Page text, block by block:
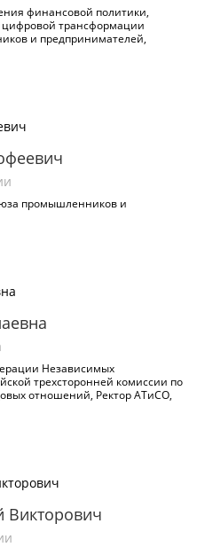
финансовой политики,
цифровой трансформации
и предпринимателей,
промышленников и
Независимых
трехсторонней комиссии по
отношений, Ректор АТиСО,
Викторович